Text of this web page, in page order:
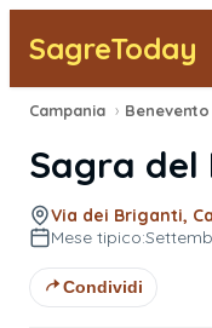
SagreToday
Segnala una sagra
Tutte le Sagre
Vicino a Me
Campania › Benevento
Sagra del
Via dei Briganti,
Mese tipico:
Condividi